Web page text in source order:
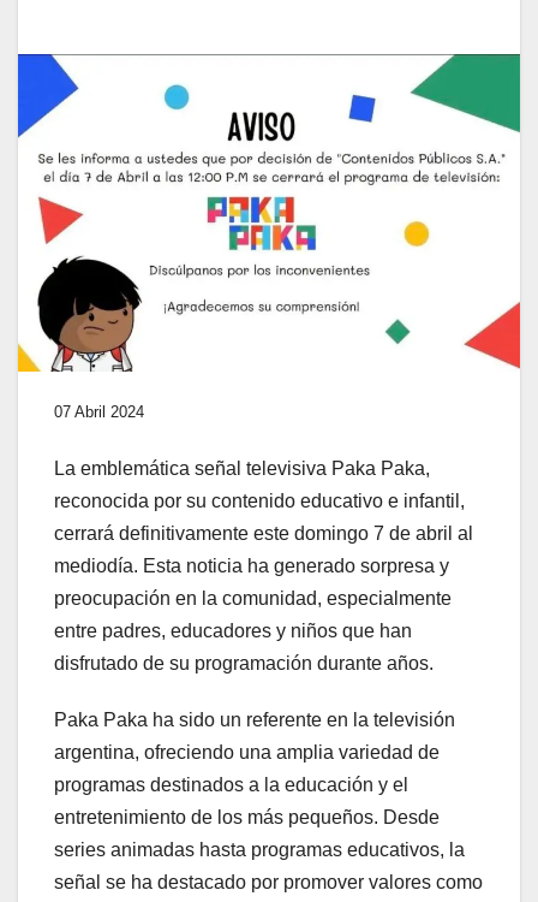
07 Abril 2024
La emblemática señal televisiva Paka Paka,
reconocida por su contenido educativo e infantil,
cerrará definitivamente este domingo 7 de abril al
mediodía. Esta noticia ha generado sorpresa y
preocupación en la comunidad, especialmente
entre padres, educadores y niños que han
disfrutado de su programación durante años.
Paka Paka ha sido un referente en la televisión
argentina, ofreciendo una amplia variedad de
programas destinados a la educación y el
entretenimiento de los más pequeños. Desde
series animadas hasta programas educativos, la
señal se ha destacado por promover valores como